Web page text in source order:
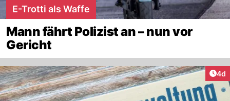
E-Trotti als Waffe
Mann fährt Polizist an – nun vor
Gericht
4d